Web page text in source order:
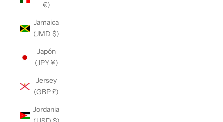
€)
Jamaica
(JMD $)
Japón
(JPY ¥)
Jersey
(GBP £)
Jordania